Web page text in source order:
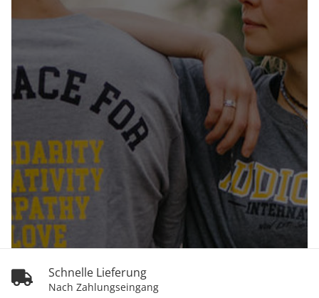
Schnelle Lieferung
Nach Zahlungseingang